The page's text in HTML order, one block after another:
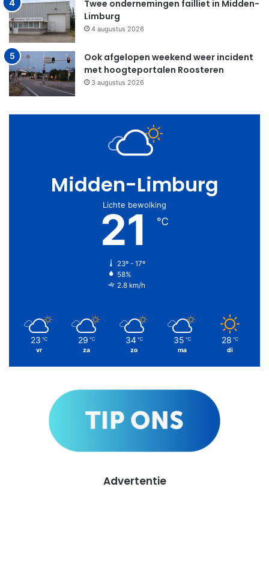
Twee ondernemingen failliet in Midden-
Limburg
4 augustus 2026
Ook afgelopen weekend weer incident
met hoogteportalen Roosteren
3 augustus 2026
Midden-Limburg
Lichte bewolking
21 ℃
23º - 17º
58%
2.8 km/h
23 ℃
vr
29 ℃
za
34 ℃
zo
35 ℃
ma
28 ℃
di
Advertentie